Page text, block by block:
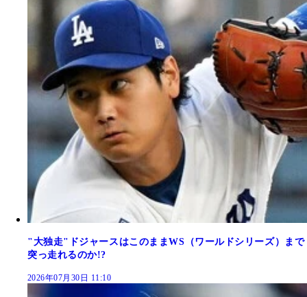
"大独走"ドジャースはこのままWS（ワールドシリーズ）まで
突っ走れるのか!?
2026年07月30日 11:10